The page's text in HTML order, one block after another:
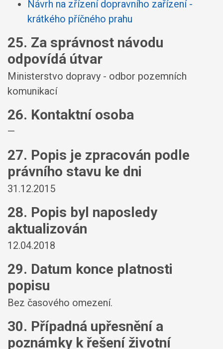
Návrh na zřízení dopravního zařízení -
krátkého příčného prahu
25. Za správnost návodu
odpovídá útvar
Ministerstvo dopravy - odbor pozemních
komunikací
26. Kontaktní osoba
—
27. Popis je zpracován podle
právního stavu ke dni
31.12.2015
28. Popis byl naposledy
aktualizován
12.04.2018
29. Datum konce platnosti
popisu
Bez časového omezení.
30. Případná upřesnění a
poznámky k řešení životní